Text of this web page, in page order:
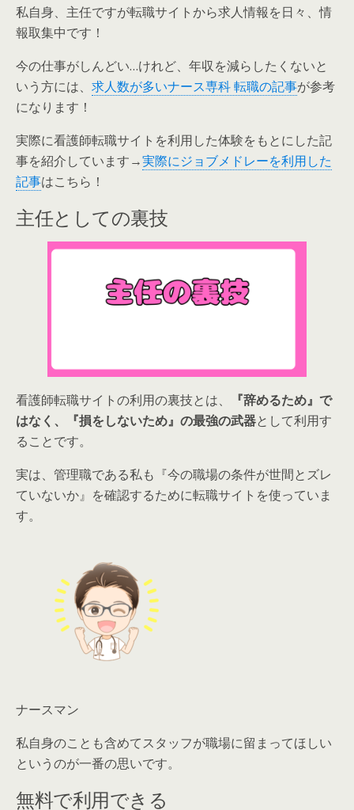
私自身、主任ですが転職サイトから求人情報を日々、情
報取集中です！
今の仕事がしんどい…けれど、年収を減らしたくないと
いう方には、 求人数が多いナース専科 転職の記事が参考
になります！
実際に看護師転職サイトを利用した体験をもとにした記
事を紹介しています→実際にジョブメドレーを利用した
記事はこちら！
主任としての裏技
看護師転職サイトの利用の裏技とは、
『辞めるため』で
はなく、『損をしないため』の最強の武器として利用す
ることです。
実は、管理職である私も『今の職場の条件が世間とズレ
ていないか』を確認するために転職サイトを使っていま
す。
ナースマン
私自身のことも含めてスタッフが職場に留まってほしい
というのが一番の思いです。
無料で利用できる